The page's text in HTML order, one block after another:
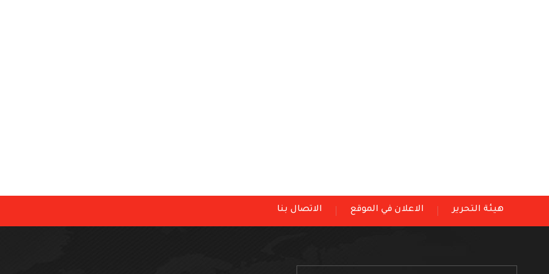
هيئة التحرير الاعلان في الموقع الاتصال بنا